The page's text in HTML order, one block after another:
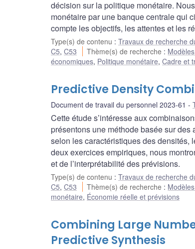
décision sur la politique monétaire.
monétaire par une banque centrale qui
compte les objectifs, les attentes et les
Type(s) de contenu : Travaux de recherche
C5, C53 Thème(s) de recherche :
économiques, Politique monétaire, Cadre et
Predictive Density
Document de travail du personnel 2023-61
Cette étude s’intéresse aux
présentons une méthode basée sur
selon les caractéristiques des densités,
deux exercices empiriques, nous
et de l’interprétabilité des prévisions.
Type(s) de contenu : Travaux de recherche
C5, C53 Thème(s) de recherche :
monétaire, Économie réelle et prévisions
Combining Large
Predictive Synthesis